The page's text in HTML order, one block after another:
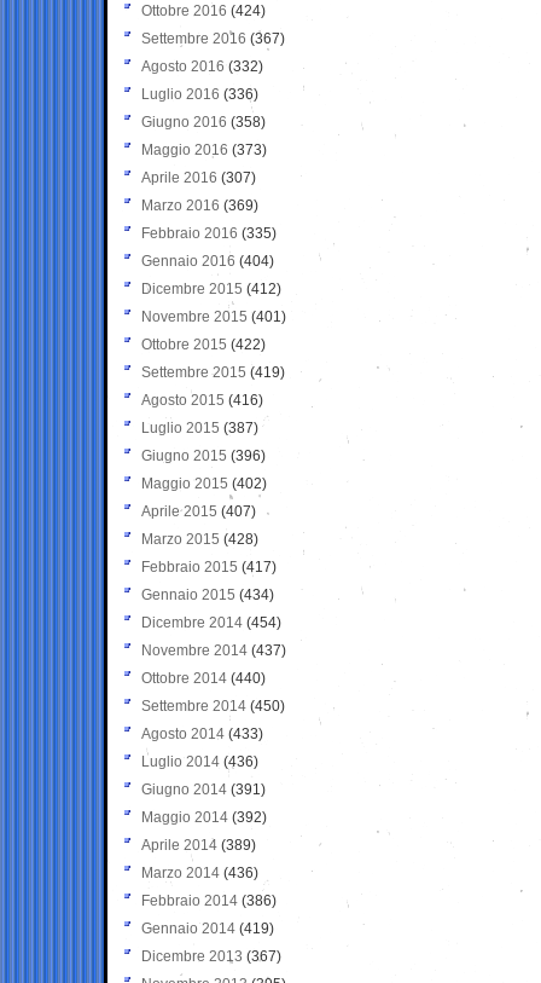
Ottobre 2016 (424)
Settembre 2016 (367)
Agosto 2016 (332)
Luglio 2016 (336)
Giugno 2016 (358)
Maggio 2016 (373)
Aprile 2016 (307)
Marzo 2016 (369)
Febbraio 2016 (335)
Gennaio 2016 (404)
Dicembre 2015 (412)
Novembre 2015 (401)
Ottobre 2015 (422)
Settembre 2015 (419)
Agosto 2015 (416)
Luglio 2015 (387)
Giugno 2015 (396)
Maggio 2015 (402)
Aprile 2015 (407)
Marzo 2015 (428)
Febbraio 2015 (417)
Gennaio 2015 (434)
Dicembre 2014 (454)
Novembre 2014 (437)
Ottobre 2014 (440)
Settembre 2014 (450)
Agosto 2014 (433)
Luglio 2014 (436)
Giugno 2014 (391)
Maggio 2014 (392)
Aprile 2014 (389)
Marzo 2014 (436)
Febbraio 2014 (386)
Gennaio 2014 (419)
Dicembre 2013 (367)